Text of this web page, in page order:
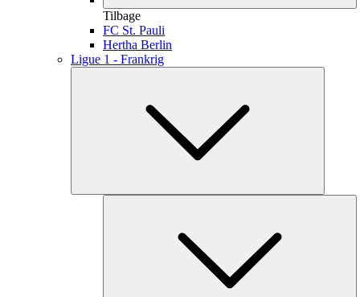
Tilbage
FC St. Pauli
Hertha Berlin
Ligue 1 - Frankrig